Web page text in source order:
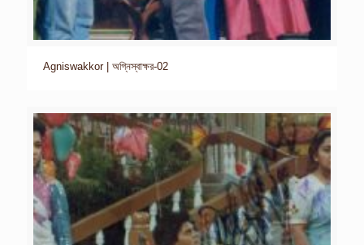
Agniswakkor | অগ্নিস্বাক্ষর-02